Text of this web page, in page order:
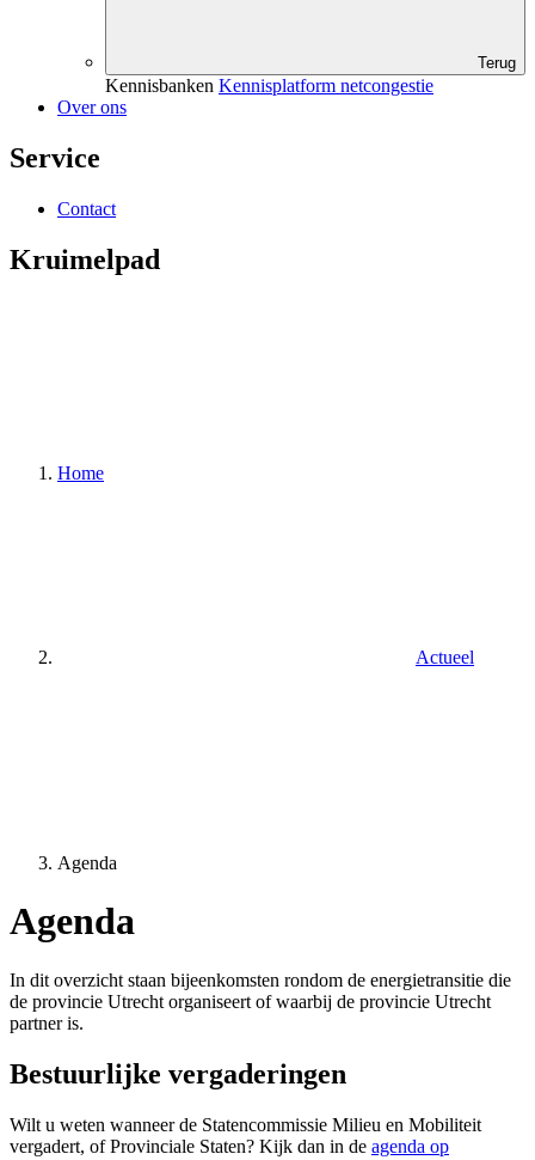
Terug
Kennisbanken Kennisplatform netcongestie
Over ons
Service
Contact
Kruimelpad
Home
Actueel
Agenda
Agenda
In dit overzicht staan bijeenkomsten rondom de energietransitie die
de provincie Utrecht organiseert of waarbij de provincie Utrecht
partner is.
Bestuurlijke vergaderingen
Wilt u weten wanneer de Statencommissie Milieu en Mobiliteit
vergadert, of Provinciale Staten? Kijk dan in de agenda op